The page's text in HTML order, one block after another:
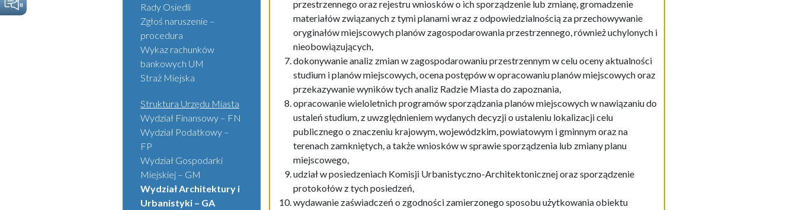
Rady Osiedli
Zgłoś naruszenie –
procedura
Wykaz rachunków
bankowych UM
Straż Miejska
Struktura Urzędu Miasta
Wydział Finansowy – FN
Wydział Podatkowy –
FP
Wydział Gospodarki
Miejskiej – GM
Wydział Architektury i
Urbanistyki – GA
przestrzennego oraz rejestru wniosków o ich sporządzenie lub zmianę, gromadzenie
materiałów związanych z tymi planami wraz z odpowiedzialnością za przechowywanie
oryginałów miejscowych planów zagospodarowania przestrzennego, również uchylonych i
nieobowiązujących,
dokonywanie analiz zmian w zagospodarowaniu przestrzennym w celu oceny aktualności
studium i planów miejscowych, ocena postępów w opracowaniu planów miejscowych oraz
przekazywanie wyników tych analiz Radzie Miasta do zapoznania,
opracowanie wieloletnich programów sporządzania planów miejscowych w nawiązaniu do
ustaleń studium, z uwzględnieniem wydanych decyzji o ustaleniu lokalizacji celu
publicznego o znaczeniu krajowym, wojewódzkim, powiatowym i gminnym oraz na
terenach zamkniętych, a także wniosków w sprawie sporządzenia lub zmiany planu
miejscowego,
udział w posiedzeniach Komisji Urbanistyczno-Architektonicznej oraz sporządzenie
protokołów z tych posiedzeń,
wydawanie zaświadczeń o zgodności zamierzonego sposobu użytkowania obiektu